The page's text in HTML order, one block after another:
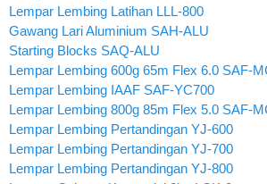
Lempar Lembing Latihan LLL-800
Gawang Lari Aluminium SAH-ALU
Starting Blocks SAQ-ALU
Lempar Lembing 600g 65m Flex 6.0 SAF-
Lempar Lembing IAAF SAF-YC700
Lempar Lembing 800g 85m Flex 5.0 SAF-
Lempar Lembing Pertandingan YJ-600
Lempar Lembing Pertandingan YJ-700
Lempar Lembing Pertandingan YJ-800